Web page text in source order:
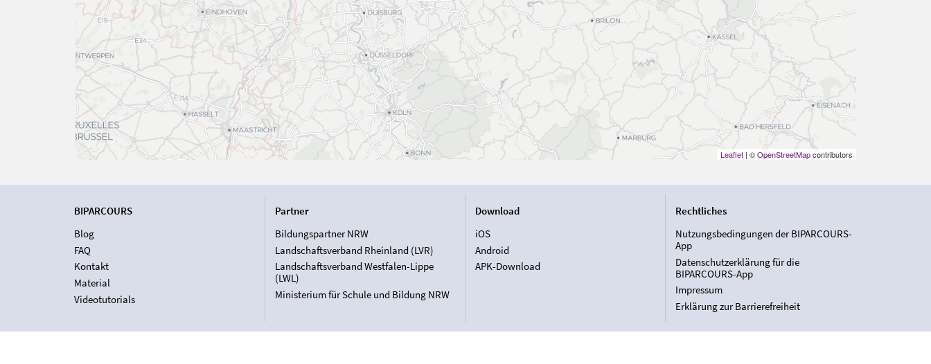
Leaflet| ©OpenStreetMapcontributors
BIPARCOURS
Blog
FAQ
Kontakt
Material
Videotutorials
Partner
Bildungspartner NRW
Landschaftsverband Rheinland (LVR)
Landschaftsverband Westfalen-Lippe
(LWL)
Ministerium für Schule und Bildung NRW
Download
iOS
Android
APK-Download
Rechtliches
Nutzungsbedingungen der BIPARCOURS-
App
Datenschutzerklärung für die
BIPARCOURS-App
Impressum
Erklärung zur Barrierefreiheit